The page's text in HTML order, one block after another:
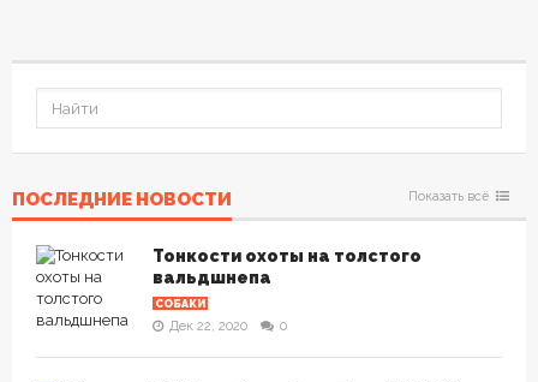
ПОСЛЕДНИЕ НОВОСТИ Показать всё
Тонкости охоты на толстого
вальдшнепа
СОБАКИ
Дек 22, 2020 0